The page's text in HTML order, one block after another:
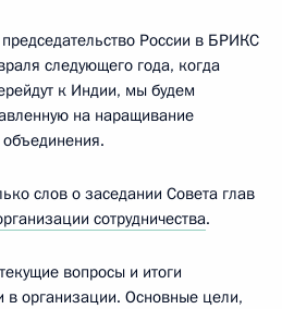
России в БРИКС
следующего года, когда
к Индии, мы будем
на наращивание
объединения.
слов о заседании Совета глав
сотрудничества.
вопросы и итоги
в организации. Основные цели,